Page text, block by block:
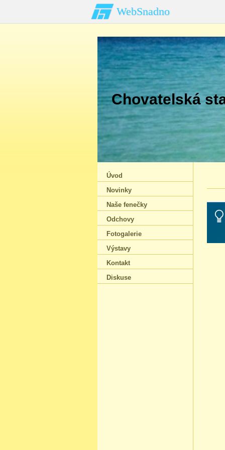
WebSnadno
Chovatelská
Úvod
Novinky
Naše fenečky
Odchovy
Fotogalerie
Výstavy
Kontakt
Diskuse